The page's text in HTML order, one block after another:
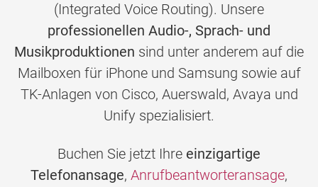
(Integrated Voice Routing). Unsere
professionellen Audio-, Sprach- und
Musikproduktionen sind unter anderem auf die
Mailboxen für iPhone und Samsung sowie auf
TK-Anlagen von Cisco, Auerswald, Avaya und
Unify spezialisiert.
Buchen Sie jetzt Ihre einzigartige
Telefonansage, Anrufbeantworteransage,